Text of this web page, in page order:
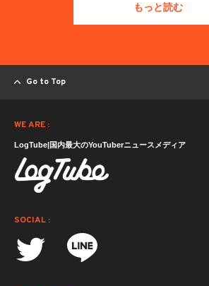
もっと読む
Go to Top
WE ARE :
LogTube|国内最大のYouTuberニュースメディア
SOCIAL :